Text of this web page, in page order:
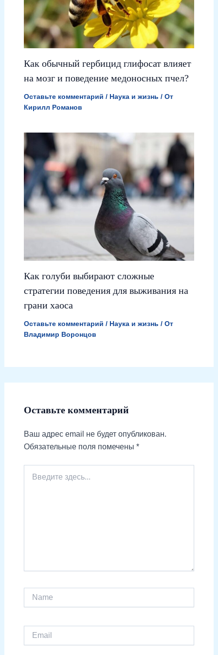
Как обычный гербицид глифосат влияет
на мозг и поведение медоносных пчел?
Оставьте комментарий / Наука и жизнь / От
Кирилл Романов
Как голуби выбирают сложные
стратегии поведения для выживания на
грани хаоса
Оставьте комментарий / Наука и жизнь / От
Владимир Воронцов
Оставьте комментарий
Ваш адрес email не будет опубликован.
Обязательные поля помечены *
здесь...